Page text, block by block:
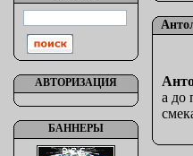
АВТОРИЗАЦИЯ
БАННЕРЫ
а до